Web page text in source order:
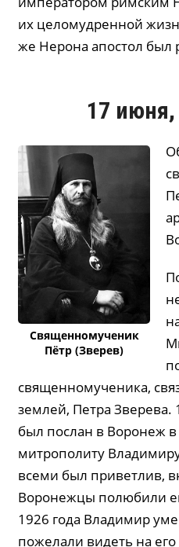
их целомудренной
же Нерона апостол был
17
Священномученик
Пётр (Зверев)
священномученика,
землей, Петра Зверева.
был послан в Воронеж
митрополиту
всеми был приветлив,
Воронежцы полюбили
1926 года Владимир
пожелали видеть на его